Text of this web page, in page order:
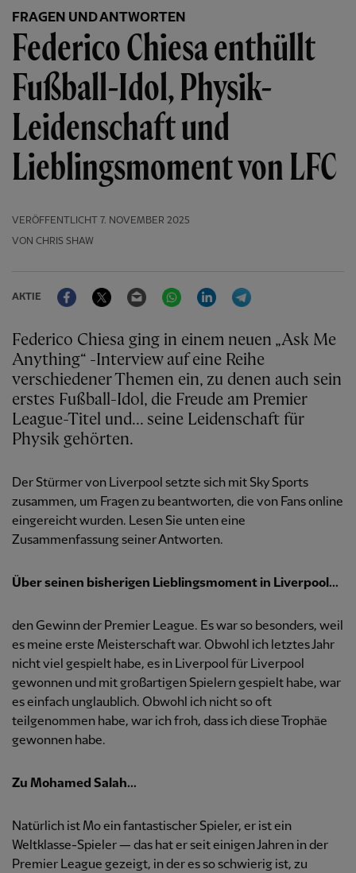
FRAGEN UND ANTWORTEN
Federico Chiesa enthüllt
Fußball-Idol, Physik-
Leidenschaft und
Lieblingsmoment von LFC
VERÖFFENTLICHT
7. NOVEMBER 2025
VON CHRIS SHAW
AKTIE
FacebookTwitter Email WhatsAppLinkedIn
Federico Chiesa ging in einem neuen „Ask Me
Anything“ -Interview auf eine Reihe
verschiedener Themen ein, zu denen auch sein
erstes Fußball-Idol, die Freude am Premier
League-Titel und... seine Leidenschaft für
Physik gehörten.
Der Stürmer von Liverpool setzte sich mit Sky Sports
zusammen, um Fragen zu beantworten, die von Fans online
eingereicht wurden. Lesen Sie unten eine
Zusammenfassung seiner Antworten.
Über seinen bisherigen Lieblingsmoment in Liverpool...
den Gewinn der Premier League. Es war so besonders, weil
es meine erste Meisterschaft war. Obwohl ich letztes Jahr
nicht viel gespielt habe, es in Liverpool für Liverpool
gewonnen und mit großartigen Spielern gespielt habe, war
es einfach unglaublich. Obwohl ich nicht so oft
teilgenommen habe, war ich froh, dass ich diese Trophäe
gewonnen habe.
Zu Mohamed Salah...
Natürlich ist Mo ein fantastischer Spieler, er ist ein
Weltklasse-Spieler — das hat er seit einigen Jahren in der
Premier League gezeigt, in der es so schwierig ist, zu